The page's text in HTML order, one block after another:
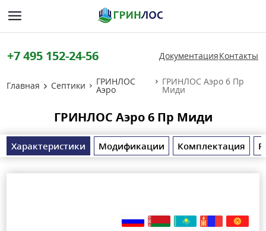
+7 495 152-24-56 ДокументацияКонтакты
Главная Септики ГРИНЛОС
Аэро
ГРИНЛОС Аэро 6 Пр
Миди
ГРИНЛОС Аэро 6 Пр Миди
Характеристики Модификации Комплектация